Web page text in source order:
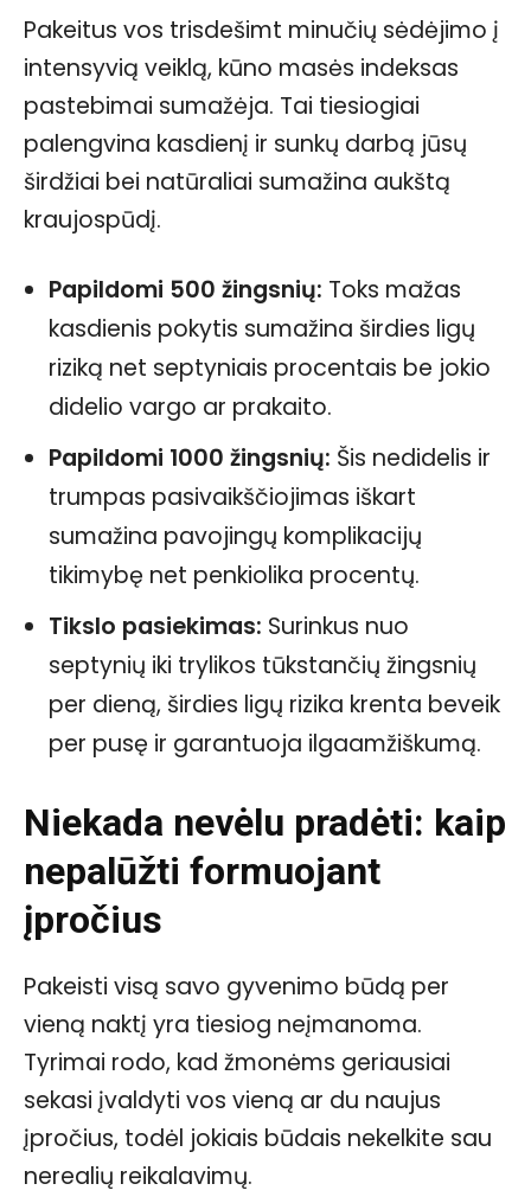
Pakeitus vos trisdešimt minučių sėdėjimo į
intensyvią veiklą, kūno masės indeksas
pastebimai sumažėja. Tai tiesiogiai
palengvina kasdienį ir sunkų darbą jūsų
širdžiai bei natūraliai sumažina aukštą
kraujospūdį.
Papildomi 500 žingsnių: Toks mažas
kasdienis pokytis sumažina širdies ligų
riziką net septyniais procentais be jokio
didelio vargo ar prakaito.
Papildomi 1000 žingsnių: Šis nedidelis ir
trumpas pasivaikščiojimas iškart
sumažina pavojingų komplikacijų
tikimybę net penkiolika procentų.
Tikslo pasiekimas: Surinkus nuo
septynių iki trylikos tūkstančių žingsnių
per dieną, širdies ligų rizika krenta beveik
per pusę ir garantuoja ilgaamžiškumą.
Niekada nevėlu pradėti: kaip
nepalūžti formuojant
įpročius
Pakeisti visą savo gyvenimo būdą per
vieną naktį yra tiesiog neįmanoma.
Tyrimai rodo, kad žmonėms geriausiai
sekasi įvaldyti vos vieną ar du naujus
įpročius, todėl jokiais būdais nekelkite sau
nerealių reikalavimų.